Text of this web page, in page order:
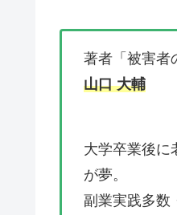
著者「被害者
山口 大輔
大学卒業後に
が夢。
副業実践多数